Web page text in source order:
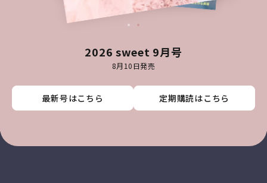
2026 sweet 9月号
8月10日発売
最新号はこちら 定期購読はこちら
最新号はこちら 定期購読はこちら
最新号はこちら 定期購読はこちら
最新号はこちら 定期購読はこちら